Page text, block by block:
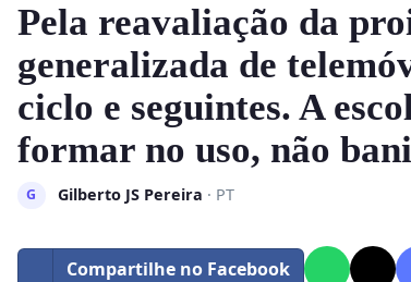
Pela reavaliação da
generalizada de
ciclo e seguintes. A
formar no uso, não
G Gilberto JS Pereira · PT
Compartilhe no Facebook